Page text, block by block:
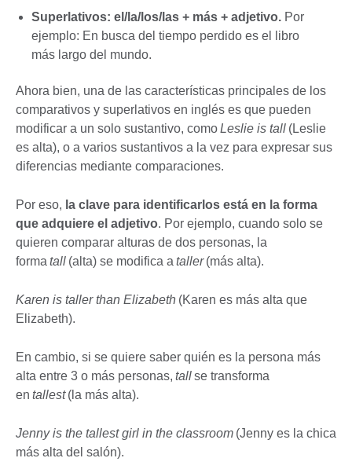
Superlativos: el/la/los/las + más + adjetivo. Por
ejemplo: En busca del tiempo perdido es el libro
más largo del mundo.
Ahora bien, una de las características principales de los
comparativos y superlativos en inglés es que pueden
modificar a un solo sustantivo, comoLeslie is tall (Leslie
es alta), o a varios sustantivos a la vez para expresar sus
diferencias mediante comparaciones.
Por eso, la clave para identificarlos está en la forma
que adquiere el adjetivo. Por ejemplo, cuando solo se
quieren comparar alturas de dos personas, la
forma tall (alta) se modifica a taller(más alta).
Karen is taller than Elizabeth (Karen es más alta que
Elizabeth).
En cambio, si se quiere saber quién es la persona más
alta entre 3 o más personas, tallse transforma
en tallest(la más alta).
Jenny is the tallest girl in the classroom (Jenny es la chica
más alta del salón).